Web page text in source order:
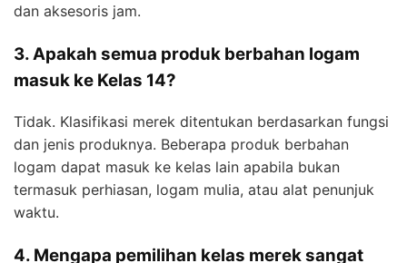
dan aksesoris jam.
3. Apakah semua produk berbahan logam
masuk ke Kelas 14?
Tidak. Klasifikasi merek ditentukan berdasarkan fungsi
dan jenis produknya. Beberapa produk berbahan
logam dapat masuk ke kelas lain apabila bukan
termasuk perhiasan, logam mulia, atau alat penunjuk
waktu.
4. Mengapa pemilihan kelas merek sangat